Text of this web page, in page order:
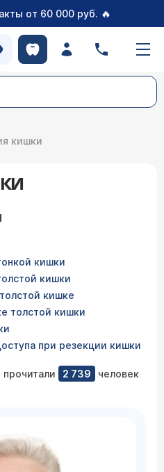
от 60 000 руб. 🔥
кишки
кишки
кишки
кишке
толстой кишки
при резекции кишки
2 739
человек